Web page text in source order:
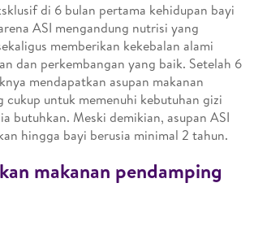
di 6 bulan pertama kehidupan bayi
ASI mengandung nutrisi yang
memberikan kekebalan alami
dan perkembangan yang baik. Setelah 6
mendapatkan asupan makanan
cukup untuk memenuhi kebutuhan gizi
butuhkan. Meski demikian, asupan ASI
hingga bayi berusia minimal 2 tahun.
makanan pendamping